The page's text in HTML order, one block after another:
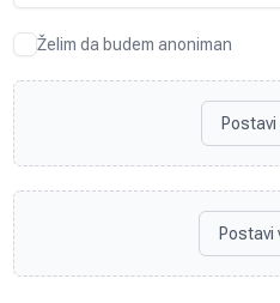
Želim da budem anoniman
Postavi
Postavi